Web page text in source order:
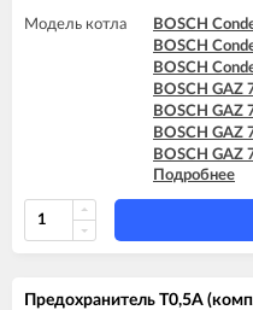
Модель котла
BOSCH
BOSCH
BOSCH
BOSCH GAZ
BOSCH GAZ
BOSCH GAZ
BOSCH
BOSCH GAZ
BOSCH GAZ
BOSCH
BOSCH GAZ
Подробнее
Предохранитель T0,5A